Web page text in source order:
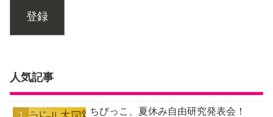
登録
人気記事
ちびっこ、夏休み自由研究発表会！